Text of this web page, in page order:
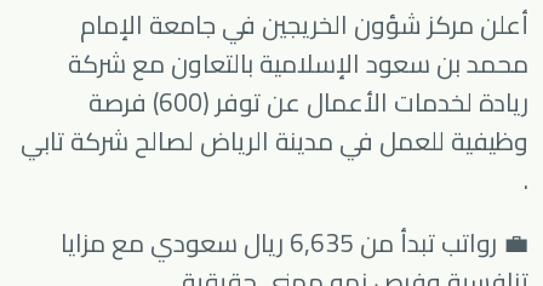
أعلن مركز شؤون الخريجين فيجامعة الإمام
محمد بن سعود الإسلاميةبالتعاون مع شركة
ريادة لخدمات الأعمال
عن توفر (600) فرصة
وظيفية للعمل في مدينة الرياض لصالح شركةتابي
.
💼 رواتب تبدأ من 6,635 ريال سعودي مع مزايا